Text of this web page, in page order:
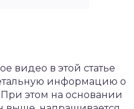
видео в этой статье
информацию о
этом на основании